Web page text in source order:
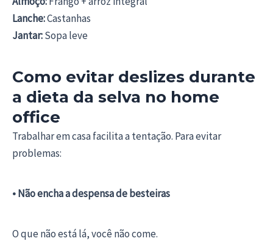
Lanche:Castanhas
Jantar:Sopa leve
Como evitar deslizes durante
a dieta da selva no home
office
Trabalhar em casa facilita a tentação. Para evitar
problemas:
• Não encha a despensa de besteiras
O que não está lá, você não come.